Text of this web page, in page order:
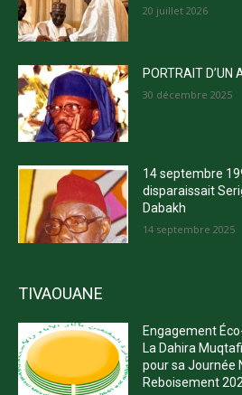
20 juillet 2026
PORTRAIT D’UN
30 décembre 2025
14 septembre
disparaissait
Dabakh
14 septembre 2025
TIVAOUANE
Engagement
La Dahira
pour sa Journée
Reboisement